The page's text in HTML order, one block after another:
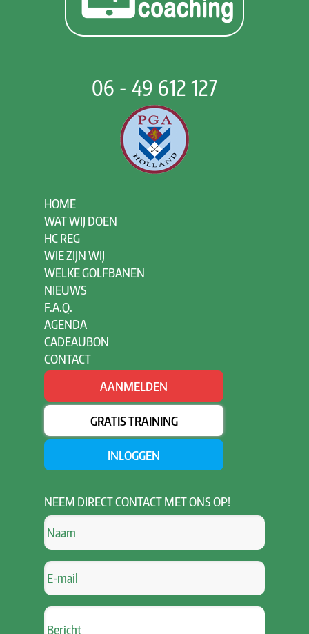
06 - 49 612 127
HOME
WAT WIJ DOEN
HC REG
WIE ZIJN WIJ
WELKE GOLFBANEN
NIEUWS
F.A.Q.
AGENDA
CADEAUBON
CONTACT
AANMELDEN
GRATIS TRAINING
INLOGGEN
NEEM DIRECT CONTACT MET ONS OP!